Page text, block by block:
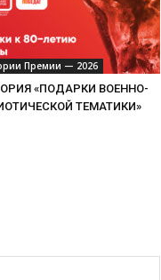
Премии — 2026
«ПОДАРКИ ВОЕННО-
ТЕМАТИКИ»